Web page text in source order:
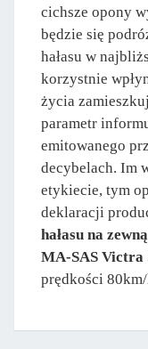
cichsze opony
będzie się
hałasu w
korzystnie
życia
parametr
emitowanego
decybelach. Im
etykiecie, tym
deklaracji
hałasu na
MA-SAS Victra
prędkości